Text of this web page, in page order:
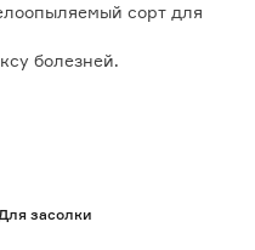
сорт для
болезней.
хорош доля засола.
засолки